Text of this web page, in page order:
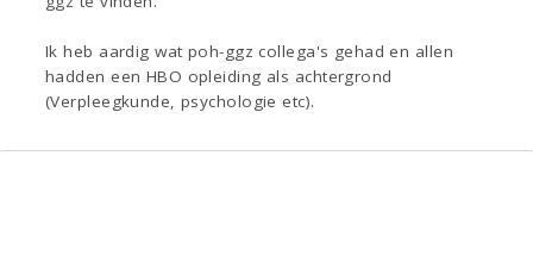
Ik heb aardig wat poh-ggz collega's gehad en allen
hadden een HBO opleiding als achtergrond
(Verpleegkunde, psychologie etc).